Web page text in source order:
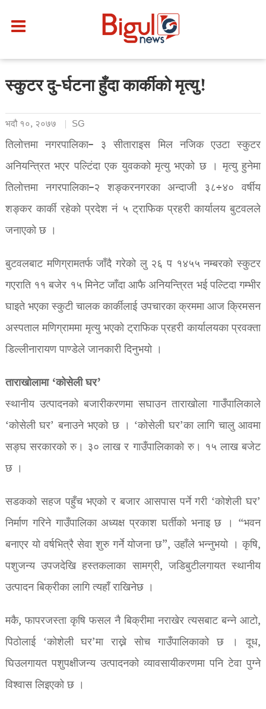
स्कुटर दु-र्घटना हुँदा कार्कीको मृत्यु!
भदौ १०, २०७७ SG
तिलोत्तमा नगरपालिका– ३ सीताराइस मिल नजिक एउटा स्कुटर
अनियन्त्रित भएर पल्टिंदा एक युवकको मृत्यु भएको छ । मृत्यु हुनेमा
तिलोत्तमा नगरपालिका–२ शङ्करनगरका अन्दाजी ३८÷४० वर्षीय
शङ्कर कार्की रहेको प्रदेश नं ५ ट्राफिक प्रहरी कार्यालय बुटवलले
जनाएको छ ।
बुटवलबाट मणिग्रामतर्फ जाँदै गरेको लु २६ प १४५५ नम्बरको स्कुटर
गएराति ११ बजेर १५ मिनेट जाँदा आफै अनियन्त्रित भई पल्टिदा गम्भीर
घाइते भएका स्कुटी चालक कार्कीलाई उपचारका क्रममा आज क्रिमसन
अस्पताल मणिग्राममा मृत्यु भएको ट्राफिक प्रहरी कार्यालयका प्रवक्ता
डिल्लीनारायण पाण्डेले जानकारी दिनुभयो ।
ताराखोलामा ‘कोसेली घर’
स्थानीय उत्पादनको बजारीकरणमा सघाउन ताराखोला गाउँपालिकाले
‘कोसेली घर’ बनाउने भएको छ । ‘कोसेली घर’का लागि चालु आवमा
सङ्घ सरकारको रु। ३० लाख र गाउँपालिकाको रु। १५ लाख बजेट
छ ।
सडकको सहज पहुँच भएको र बजार आसपास पर्ने गरी ‘कोशेली घर’
निर्माण गरिने गाउँपालिका अध्यक्ष प्रकाश घर्तीको भनाइ छ । “भवन
बनाएर यो वर्षभित्रै सेवा शुरु गर्ने योजना छ”, उहाँले भन्नुभयो । कृषि,
पशुजन्य उपजदेखि हस्तकलाका सामग्री, जडिबुटीलगायत स्थानीय
उत्पादन बिक्रीका लागि त्यहाँ राखिनेछ ।
मकै, फापरजस्ता कृषि फसल नै बिक्रीमा नराखेर त्यसबाट बन्ने आटो,
पिठोलाई ‘कोशेली घर’मा राख्ने सोच गाउँपालिकाको छ । दूध,
घिउलगायत पशुपक्षीजन्य उत्पादनको व्यावसायीकरणमा पनि टेवा पुग्ने
विश्वास लिइएको छ ।